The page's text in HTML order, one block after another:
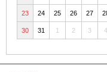
23 24 25 26 27
30 31 1 2 3 4